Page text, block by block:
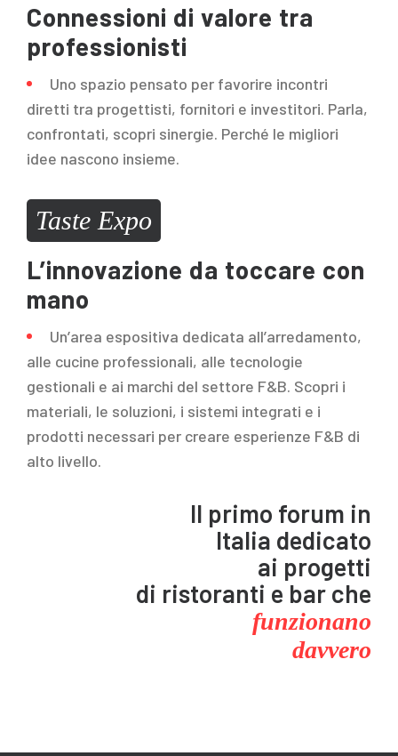
Connessioni di valore tra
professionisti
Uno spazio pensato per favorire incontri
diretti tra progettisti, fornitori e investitori. Parla,
confrontati, scopri sinergie. Perché le migliori
idee nascono insieme.
Taste Expo
L’innovazione da toccare con
mano
Un’area espositiva dedicata all’arredamento,
alle cucine professionali, alle tecnologie
gestionali e ai marchi del settore F&B. Scopri i
materiali, le soluzioni, i sistemi integrati e i
prodotti necessari per creare esperienze F&B di
alto livello.
Il primo forum in
Italia dedicato
ai progetti
di ristoranti e bar che
funzionano
davvero